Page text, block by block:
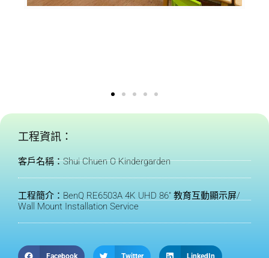
工程資訊：
客戶名稱：Shui Chuen O Kindergarden
工程簡介：BenQ RE6503A 4K UHD 86" 教育互動顯示屏/
Wall Mount Installation Service